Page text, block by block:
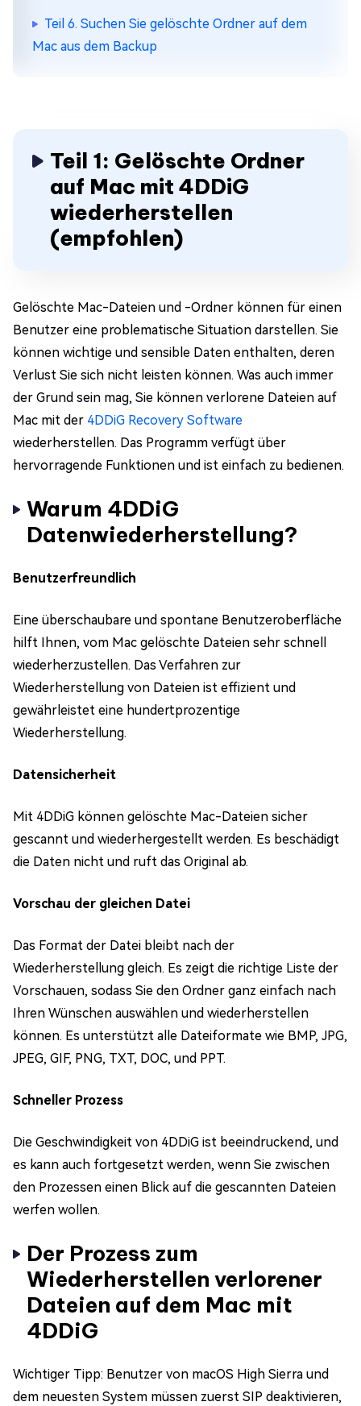
Teil 6. Suchen Sie gelöschte Ordner auf dem
Mac aus dem Backup
Teil 1: Gelöschte Ordner
auf Mac mit 4DDiG
wiederherstellen
(empfohlen)
Gelöschte Mac-Dateien und -Ordner können für einen
Benutzer eine problematische Situation darstellen. Sie
können wichtige und sensible Daten enthalten, deren
Verlust Sie sich nicht leisten können. Was auch immer
der Grund sein mag, Sie können verlorene Dateien auf
Mac mit der 4DDiG Recovery Software
wiederherstellen. Das Programm verfügt über
hervorragende Funktionen und ist einfach zu bedienen.
Warum 4DDiG
Datenwiederherstellung?
Benutzerfreundlich
Eine überschaubare und spontane Benutzeroberfläche
hilft Ihnen, vom Mac gelöschte Dateien sehr schnell
wiederherzustellen. Das Verfahren zur
Wiederherstellung von Dateien ist effizient und
gewährleistet eine hundertprozentige
Wiederherstellung.
Datensicherheit
Mit 4DDiG können gelöschte Mac-Dateien sicher
gescannt und wiederhergestellt werden. Es beschädigt
die Daten nicht und ruft das Original ab.
Vorschau der gleichen Datei
Das Format der Datei bleibt nach der
Wiederherstellung gleich. Es zeigt die richtige Liste der
Vorschauen, sodass Sie den Ordner ganz einfach nach
Ihren Wünschen auswählen und wiederherstellen
können. Es unterstützt alle Dateiformate wie BMP, JPG,
JPEG, GIF, PNG, TXT, DOC, und PPT.
Schneller Prozess
Die Geschwindigkeit von 4DDiG ist beeindruckend, und
es kann auch fortgesetzt werden, wenn Sie zwischen
den Prozessen einen Blick auf die gescannten Dateien
werfen wollen.
Der Prozess zum
Wiederherstellen verlorener
Dateien auf dem Mac mit
4DDiG
Wichtiger Tipp: Benutzer von macOS High Sierra und
dem neuesten System müssen zuerst SIP deaktivieren,